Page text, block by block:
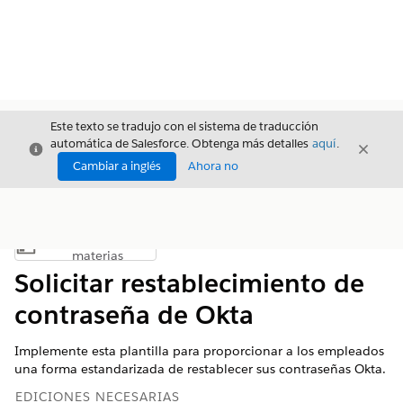
Cerrar
Este texto se tradujo con el sistema de traducción
automática de Salesforce. Obtenga más detalles aquí.
Cambiar a inglés
Ahora no
Cerrar
Mostrar índice de materias
materias
Solicitar restablecimiento de
contraseña de Okta
Implemente esta plantilla para proporcionar a los empleados
una forma estandarizada de restablecer sus contraseñas Okta.
EDICIONES NECESARIAS